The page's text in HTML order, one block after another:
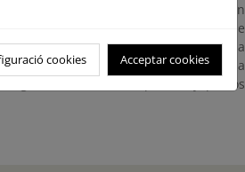
sus hojas basales, que se disponen
un contorno que recuerda la forma de
desaparecen en el momento de la
hojas caulinares no tienen esta forma
de caminos, prados y pastos
cookies Acceptar cookies